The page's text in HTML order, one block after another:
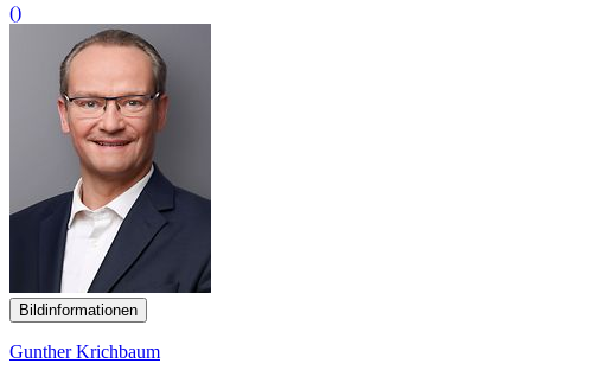
()
Bildinformationen
Gunther Krichbaum